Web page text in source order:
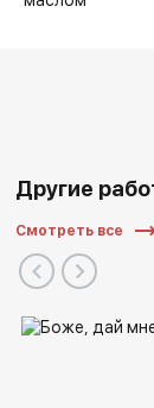
Другие
Смотреть все